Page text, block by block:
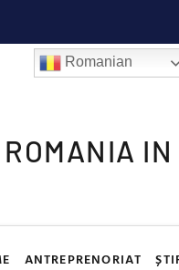
Romanian
ROMANIA IN
ANTREPRENORIAT